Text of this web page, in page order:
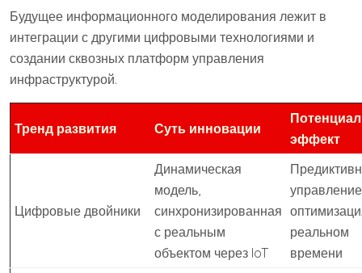
Будущее информационного моделирования лежит в
интеграции с другими цифровыми технологиями и
создании сквозных платформ управления
инфраструктурой.
Тренд развития Суть инновации
эффект
Цифровые двойники
Динамическая
модель,
синхронизированная
с реальным
объектом через IoT
реальном
времени